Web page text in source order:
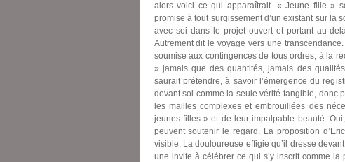
alors voici ce qui apparaîtrait. « Jeune fille »
promise à tout surgissement d’un existant sur la
avec soi dans le projet ouvert et portant au-
Autrement dit le voyage vers une
soumise aux contingences de tous ordres, à la
» jamais que des quantités, jamais des
saurait prétendre, à savoir l’émergence du
devant soi comme la seule vérité tangible, donc
les mailles complexes et embrouillées des
jeunes filles » et de leur impalpable beauté.
peuvent soutenir le regard. La proposition
visible. La douloureuse effigie qu’il dresse
une invite à célébrer ce qui s’y inscrit comme